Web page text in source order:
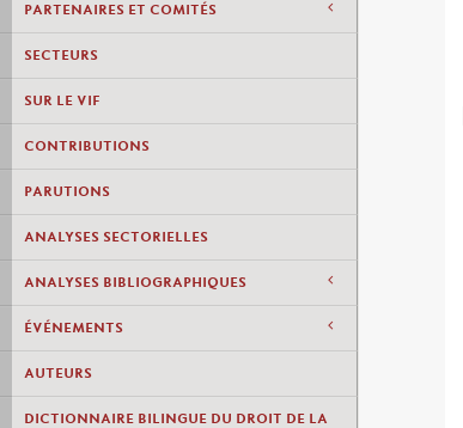
PARTENAIRES ET COMITÉS
SECTEURS
SUR LE VIF
CONTRIBUTIONS
PARUTIONS
ANALYSES SECTORIELLES
ANALYSES BIBLIOGRAPHIQUES
ÉVÉNEMENTS
AUTEURS
DICTIONNAIRE BILINGUE DU DROIT DE LA